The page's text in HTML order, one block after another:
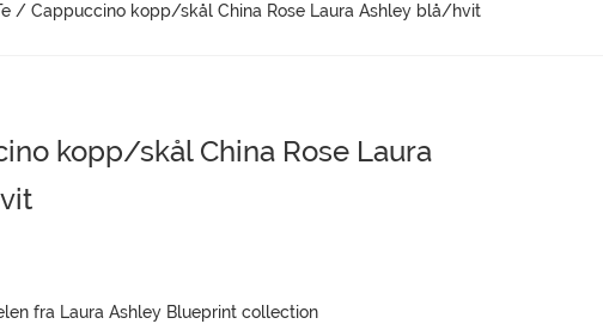
/ Cappuccino kopp/skål China Rose Laura Ashley blå/hvit
kopp/skål China Rose Laura
fra Laura Ashley Blueprint collection